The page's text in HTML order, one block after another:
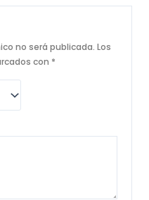
no será publicada. Los
con *